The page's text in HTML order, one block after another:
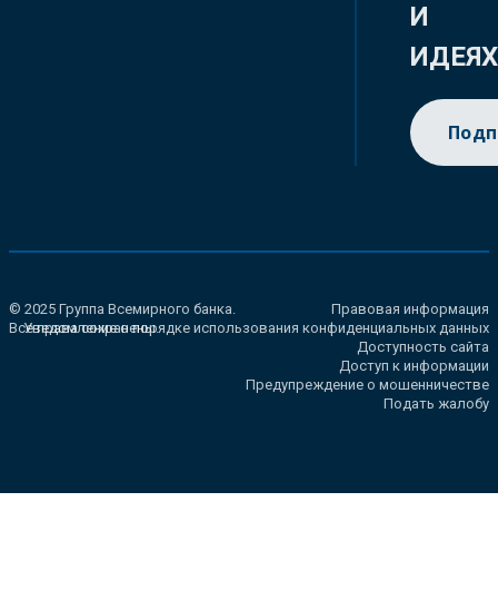
И
ИДЕЯХ
© 2025 Группа Всемирного банка.
Все права сохранены.
Правовая информация
Уведомление о порядке использования конфиденциальных данных
Доступность сайта
Доступ к информации
Предупреждение о мошенничестве
Подать жалобу